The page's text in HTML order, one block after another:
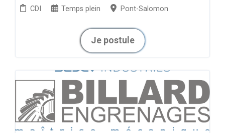
CDI Temps plein Pont-Salomon
Je postule